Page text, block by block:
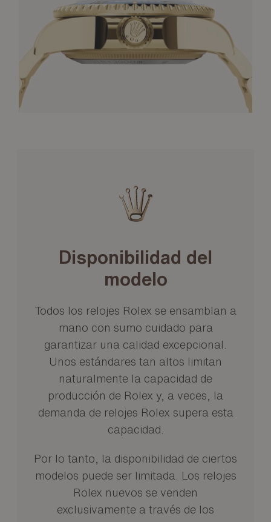
Disponibilidad del
modelo
Todos los relojes Rolex se ensamblan a
mano con sumo cuidado para
garantizar una calidad excepcional.
Unos estándares tan altos limitan
naturalmente la capacidad de
producción de Rolex y, a veces, la
demanda de relojes Rolex supera esta
capacidad.
Por lo tanto, la disponibilidad de ciertos
modelos puede ser limitada. Los relojes
Rolex nuevos se venden
exclusivamente a través de los